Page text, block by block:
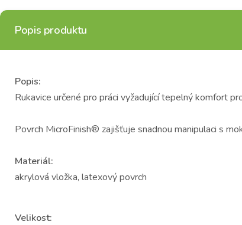
Popis produktu
Popis:
Rukavice určené pro práci vyžadující tepelný komfort
Povrch MicroFinish® zajišťuje snadnou manipulaci s
Materiál:
akrylová vložka, latexový povrch
Velikost: